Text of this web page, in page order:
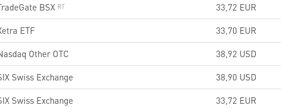
BSX
33,72 EUR
ETF
33,70 EUR
Other OTC
38,92 USD
Swiss Exchange
38,90 USD
Swiss Exchange
33,72 EUR